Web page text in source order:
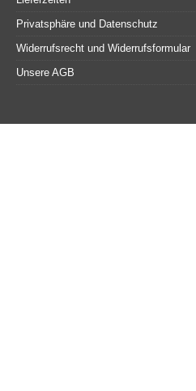
Privatsphäre und Datenschutz
Widerrufsrecht und Widerrufsformular
Unsere AGB